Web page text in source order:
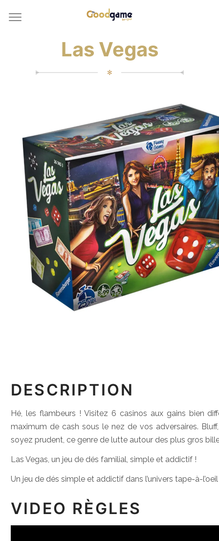
Las Vegas
✻
DESCRIPTION
Hé, les flambeurs ! Visitez 6 casinos aux gains bien
maximum de cash sous le nez de vos adversaires.
soyez prudent, ce genre de lutte autour des plus gros
Las Vegas, un jeu de dés familial, simple et addictif !
Un jeu de dés simple et addictif dans l’univers tape-à-
VIDEO RÈGLES